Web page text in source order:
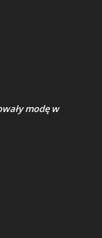
modę w